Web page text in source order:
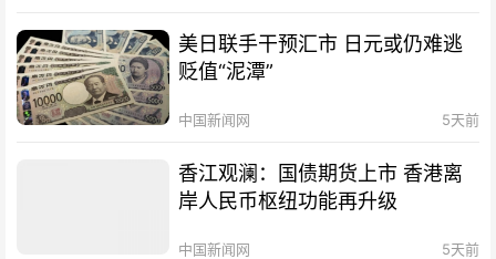
美日联手干预汇市 日元或仍难逃
贬值“泥潭”
中国新闻网 5天前
香江观澜：国债期货上市 香港离
岸人民币枢纽功能再升级
中国新闻网 5天前